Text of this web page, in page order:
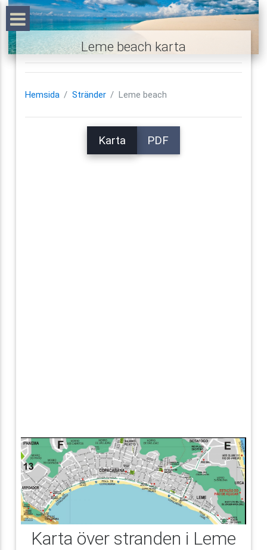
Leme beach karta
Hemsida Stränder Leme beach
Karta PDF
Karta över stranden i Leme